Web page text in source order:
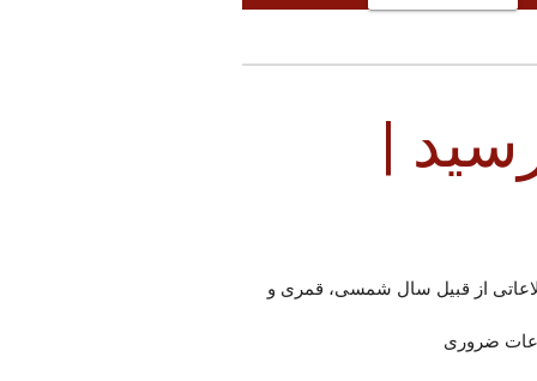
|
از قبیل سال شمسی، قمری و
ضروری